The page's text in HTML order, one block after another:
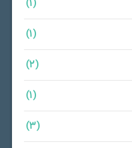
(1)
(1)
(2)
(1)
(3)